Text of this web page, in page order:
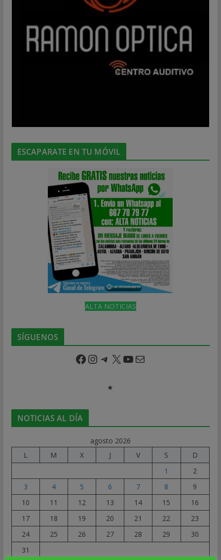
ESCAPARATE EN TU MÓVIL
ALTA NOTICIAS
SÍGUENOS
Facebook Instagram Telegram X YouTube Correo electrónico
★
NOTICIAS AL DÍA
agosto 2026
L
M X J V S
D
1
2
3
4 5 6 7 8
9
10
11 12 13 14 15
16
17
18 19 20 21 22
23
24
25 26 27 28 29
30
31